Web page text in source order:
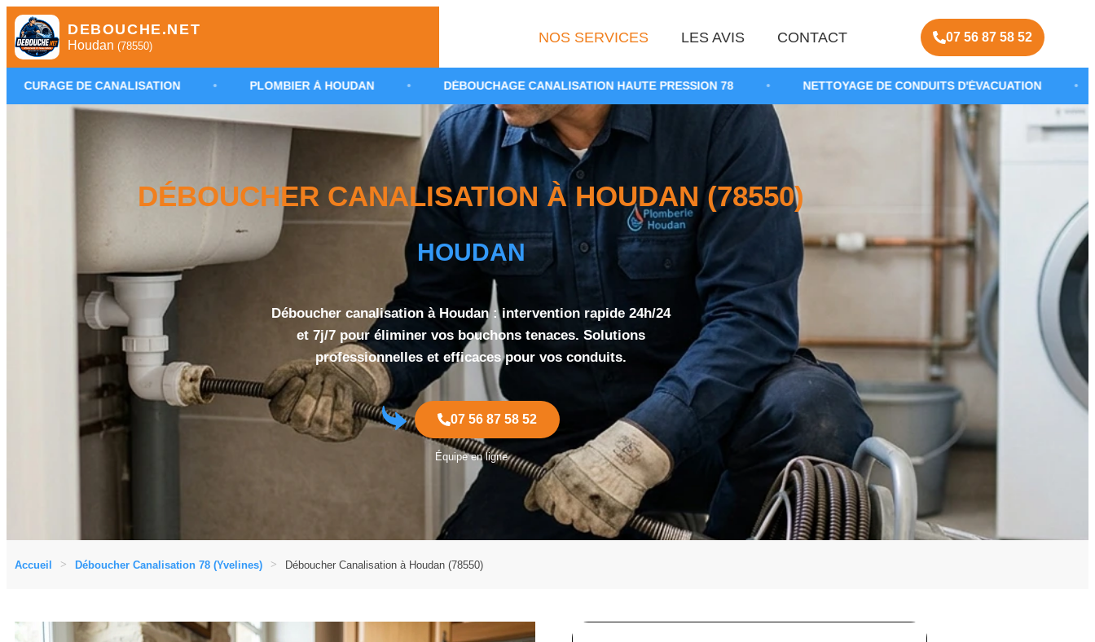
DEBOUCHE.NET
Houdan (78550)
NOS SERVICES LES AVIS CONTACT 07 56 87 58 52
CANALISATION • PLOMBIER À HOUDAN • DÉBOUCHAGE CANALISATION HAUTE PRESSION 78 • NETTOYAGE DE CONDUITS D'ÉVACUATION •
DÉBOUCHER CANALISATION À HOUDAN (78550)
HOUDAN
Déboucher canalisation à Houdan : intervention rapide 24h/24
et 7j/7 pour éliminer vos bouchons tenaces. Solutions
professionnelles et efficaces pour vos conduits.
07 56 87 58 52
Équipe en ligne
Accueil Déboucher Canalisation 78 (Yvelines) Déboucher Canalisation à Houdan (78550)